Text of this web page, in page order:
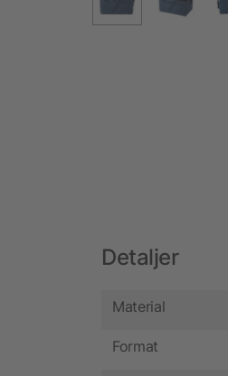
Detaljer
Material
Format